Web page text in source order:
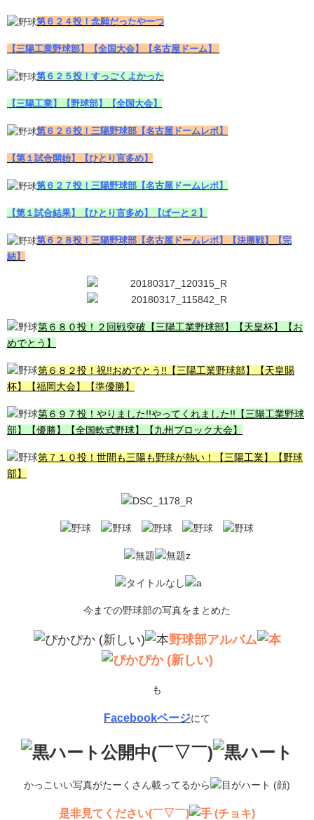
第６２４投！念願だったやーつ
【三陽工業野球部】【全国大会】【名古屋ドーム】
第６２５投！すっごくよかった
【三陽工業】【野球部】【全国大会】
第６２６投！三陽野球部【名古屋ドームレポ】
【第１試合開始】【ひとり言多め】
第６２７投！三陽野球部【名古屋ドームレポ】
【第１試合結果】【ひとり言多め】【ぱーと２】
第６２８投！三陽野球部【名古屋ドームレポ】【決勝戦】【完
結】
第６８０投！２回戦突破【三陽工業野球部】【天皇杯】【お
めでとう】
第６８２投！祝!!おめでとう!!【三陽工業野球部】【天皇賜
杯】【福岡大会】【準優勝】
第６９７投！やりました!!やってくれました!!【三陽工業野球
部】【優勝】【全国軟式野球】【九州ブロック大会】
第７１０投！世間も三陽も野球が熱い！【三陽工業】【野球
部】
今までの野球部の写真をまとめた
野球部アルバム
も
Facebookページにて
公開中(￣▽￣)
かっこいい写真がたーくさん載ってるから
是非見てください(￣▽￣)